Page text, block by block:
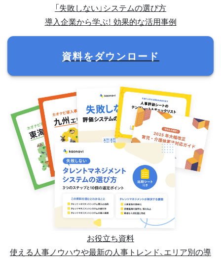
「失敗しない」システムの選び方
導入企業から学ぶ！ 効果的な活用事例
資料をダウンロード
お役立ち資料
使える人事ノウハウや最新の人事トレンド、エリア別の導